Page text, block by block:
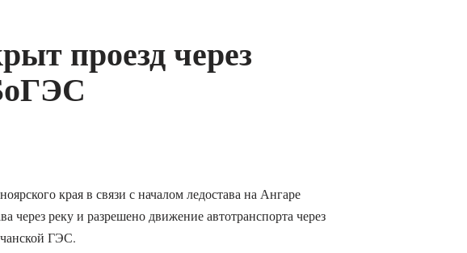
проезд через
края в связи с началом ледостава на Ангаре
через реку и разрешено движение автотранспорта через
ГЭС.